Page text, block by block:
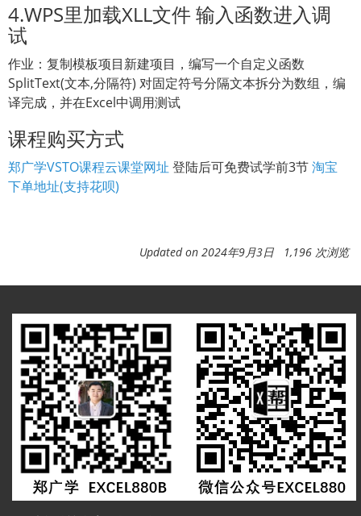
4.WPS里加载XLL文件 输入函数进入调
试
作业：复制模板项目新建项目，编写一个自定义函数
SplitText(文本,分隔符) 对固定符号分隔文本拆分为数组，编
译完成，并在Excel中调用测试
课程购买方式
郑广学VSTO课程云课堂网址 登陆后可免费试学前3节淘宝
下单地址(支持花呗)
Updated on 2024年9月3日 1,196 次浏览